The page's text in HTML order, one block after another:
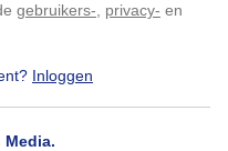
gebruikers- privacy- en
Inloggen
Media.
te passen